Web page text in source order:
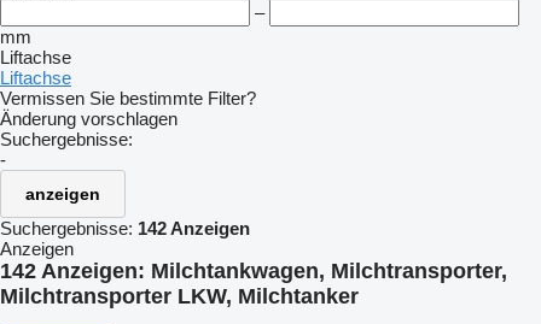
–
mm
Liftachse
Liftachse
Vermissen Sie bestimmte Filter?
Änderung vorschlagen
Suchergebnisse:
-
anzeigen
Suchergebnisse: 142 Anzeigen
Anzeigen
142 Anzeigen: Milchtankwagen, Milchtransporter,
Milchtransporter LKW, Milchtanker